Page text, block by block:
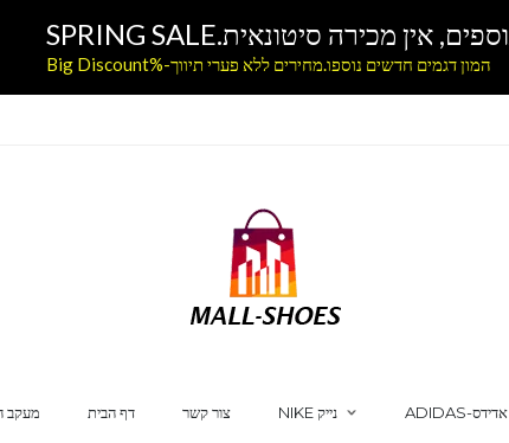
מעקב דף הבית צור קשר NIKE נייק ADIDAS-אדידס
המון דגמים חדשים נוספו.מחירים ללא פערי תיווך-%Big Discount